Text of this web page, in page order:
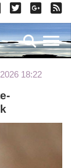
18:22